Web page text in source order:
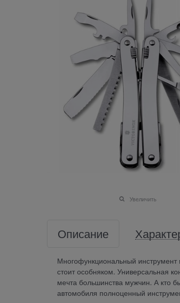
Увеличить
Описание
Многофункциональный
стоит особняком. Универсальная
мечта большинства мужчин. А кто
автомобиля полноценный